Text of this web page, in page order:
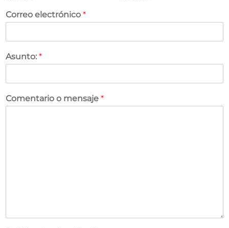
Correo electrónico *
Asunto: *
Comentario o mensaje *